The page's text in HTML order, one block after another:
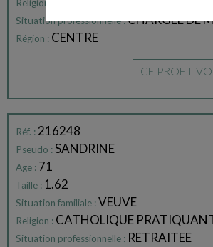
Religion :
Situation professionnelle :CHARGEE DE
Région : CENTRE
CE PROFIL
Réf. : 216248
Pseudo :SANDRINE
Age : 71
Taille : 1.62
Situation familiale :VEUVE
Religion : CATHOLIQUE
Situation professionnelle : RETRAITEE